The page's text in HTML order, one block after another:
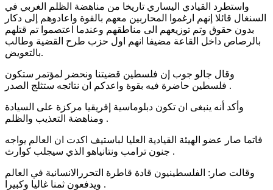
واستطرد القيادي اليساري تاريخا من مناهضة الظلم الغربي في
السنغال قائلا إنهم ارغموا المحاربين معهم بالقوة واعادوهم إلى دكار
بدون حقوق وتم توزيعهم الى مناطقهم وعندما اعتصموا تم قتلهم
بالرصاص داخل القاعة مضيفا انهم اول حزب طرح القضية وطالب
بالتعويض.
وقال جالو جوب إن فلسطين قضيتنا ونحضر لمؤتمر ستكون
فلسطين حاضرة فيه بقوة واعدكم ان نتائجه ستثلج الصدر .
وأكد أنه ينبغى ان تكون دبلوماسية إفريقيا مركزة على السيادة
ومناهضة التعذيب والظلم .
فاتما صار عضو الهيئة القيادية العليا لباستيف اكدت ان العالم يواجه
جنون ترامب ونتانياهو الذي سيجلب كوارث .
وقالت صار: الفلسطينيون قادة قاطرة التحررالانسانية في العالم
ويدفعون ثمنا غاليا وكبيرا .